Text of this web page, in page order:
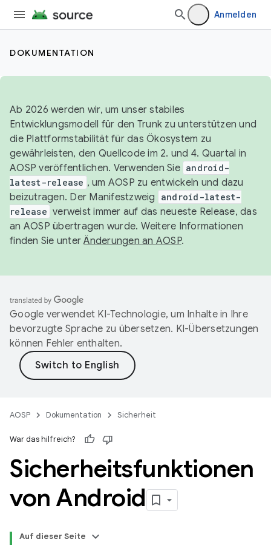
Anmelden
DOKUMENTATION
Ab 2026 werden wir, um unser stabiles
Entwicklungsmodell für den Trunk zu unterstützen und
die Plattformstabilität für das Ökosystem zu
gewährleisten, den Quellcode im 2. und 4. Quartal in
AOSP veröffentlichen. Verwenden Sie android-
latest-release , um AOSP zu entwickeln und dazu
beizutragen. Der Manifestzweig
android-latest-
release verweist immer auf das neueste Release, das
an AOSP übertragen wurde. Weitere Informationen
finden Sie unterÄnderungen an AOSP.
Google verwendet KI-Technologie, um Inhalte in Ihre
bevorzugte Sprache zu übersetzen. KI-Übersetzungen
können Fehler enthalten.
AOSP Dokumentation Sicherheit
War das hilfreich?
Sicherheitsfunktionen
von Android
Auf dieser Seite